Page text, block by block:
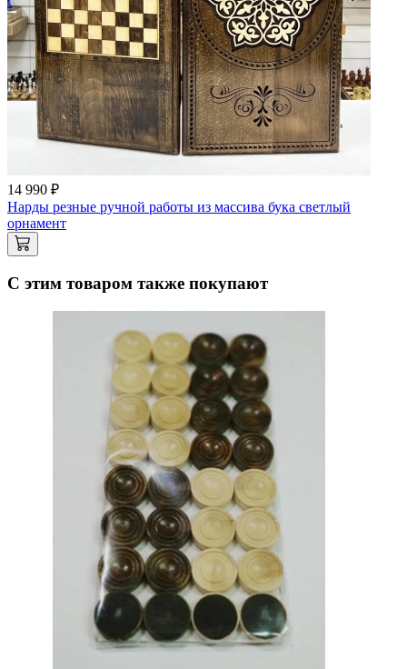
14 990 ₽
Нарды резные ручной работы из массива бука светлый
орнамент
С этим товаром также покупают